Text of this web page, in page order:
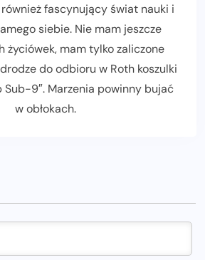
fascynujący świat nauki i
siebie. Nie mam jeszcze
życiówek, mam tylko zaliczone
do odbioru w Roth koszulki
Sub-9″. Marzenia powinny bujać
w obłokach.